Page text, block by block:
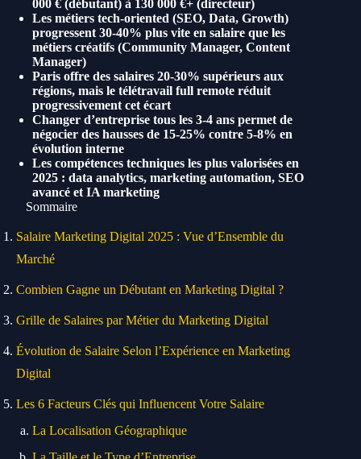
000 € (débutant) à 130 000 €+ (directeur)
Les métiers tech-oriented (SEO, Data, Growth)
progressent 30-40% plus vite en salaire que les
métiers créatifs (Community Manager, Content
Manager)
Paris offre des salaires 20-30% supérieurs aux
régions, mais le télétravail full remote réduit
progressivement cet écart
Changer d’entreprise tous les 3-4 ans permet de
négocier des hausses de 15-25% contre 5-8% en
évolution interne
Les compétences techniques les plus valorisées en
2025 : data analytics, marketing automation, SEO
avancé et IA marketing
Sommaire
Salaire Marketing Digital 2025 : Vue d’Ensemble du
Marché
Combien Gagne un Débutant en Marketing Digital ?
Grille de Salaires par Métier du Marketing Digital
Évolution de Salaire Selon l’Expérience en Marketing
Digital
Les 6 Facteurs Clés qui Influencent Votre Salaire
La Localisation Géographique